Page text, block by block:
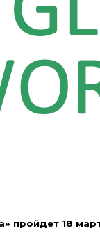
пройдет 18